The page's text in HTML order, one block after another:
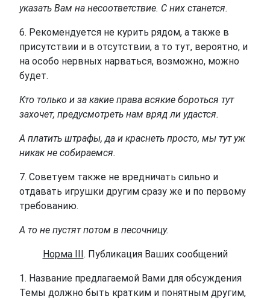
указать Вам на несоответствие. С них станется.
6. Рекомендуется не курить рядом, а также в
присутствии и в отсутствии, а то тут, вероятно, и
на особо нервных нарваться, возможно, можно
будет.
Кто только и за какие права всякие бороться тут
захочет, предусмотреть нам вряд ли удастся.
А платить штрафы, да и краснеть просто, мы тут уж
никак не собираемся.
7. Советуем также не вредничать сильно и
отдавать игрушки другим сразу же и по первому
требованию.
А то не пустят потом в песочницу.
Норма III. Публикация Ваших сообщений
1. Название предлагаемой Вами для обсуждения
Темы должно быть кратким и понятным другим,